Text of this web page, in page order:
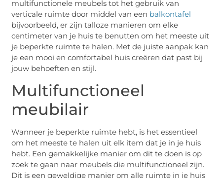
multifunctionele meubels tot het gebruik van
verticale ruimte door middel van een balkontafel
bijvoorbeeld, er zijn talloze manieren om elke
centimeter van je huis te benutten om het meeste uit
je beperkte ruimte te halen. Met de juiste aanpak kan
je een mooi en comfortabel huis creëren dat past bij
jouw behoeften en stijl.
Multifunctioneel
meubilair
Wanneer je beperkte ruimte hebt, is het essentieel
om het meeste te halen uit elk item dat je in je huis
hebt. Een gemakkelijke manier om dit te doen is op
zoek te gaan naar meubels die multifunctioneel zijn.
Dit is een geweldige manier om alle ruimte in je huis